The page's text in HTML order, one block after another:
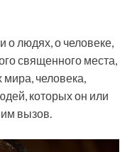
людях, о человеке,
священного места,
мира, человека,
которых он или
вызов.